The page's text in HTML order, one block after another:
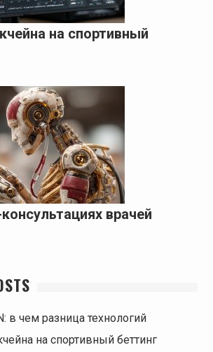
на спортивный
врачей
в чем разница технологий
на спортивный беттинг